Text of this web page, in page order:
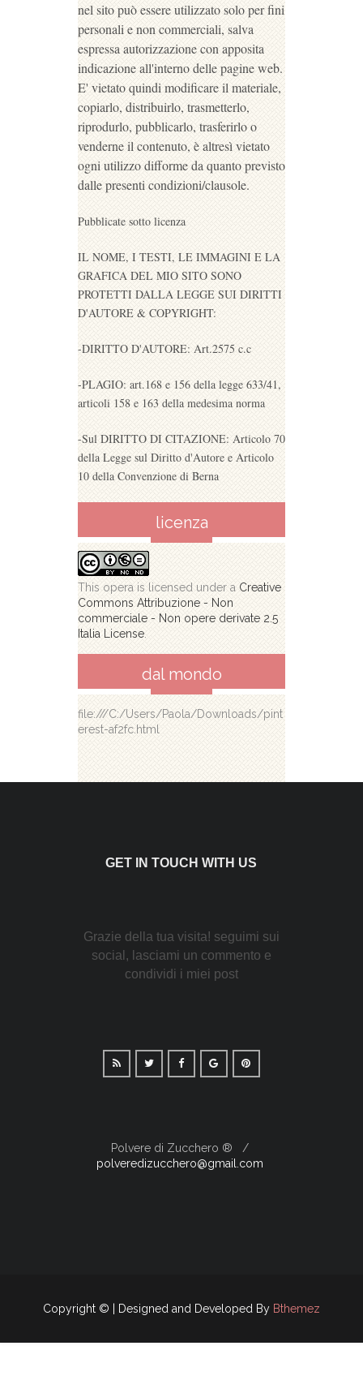
nel sito può essere utilizzato solo per fini
personali e non commerciali, salva
espressa autorizzazione con apposita
indicazione all'interno delle pagine web.
E' vietato quindi modificare il materiale,
copiarlo, distribuirlo, trasmetterlo,
riprodurlo, pubblicarlo, trasferirlo o
venderne il contenuto, è altresì vietato
ogni utilizzo difforme da quanto previsto
dalle presenti condizioni/clausole.
Pubblicate sotto licenza
IL NOME, I TESTI, LE IMMAGINI E LA
GRAFICA DEL MIO SITO SONO
PROTETTI DALLA LEGGE SUI DIRITTI
D'AUTORE & COPYRIGHT:
-DIRITTO D'AUTORE: Art.2575 c.c
-PLAGIO: art.168 e 156 della legge 633/41,
articoli 158 e 163 della medesima norma
-Sul DIRITTO DI CITAZIONE: Articolo 70
della Legge sul Diritto d'Autore e Articolo
10 della Convenzione di Berna
licenza
This opera is licensed under a Creative
Commons Attribuzione - Non
commerciale - Non opere derivate 2.5
Italia License
dal mondo
file:///C:/Users/Paola/Downloads/pint
erest-af2fc.html
GET IN TOUCH WITH US
Grazie della tua visita! seguimi sui
social, lasciami un commento e
condividi i miei post
Polvere di Zucchero ®
polveredizucchero@gmail.com
Copyright © | Designed and Developed By Bthemez